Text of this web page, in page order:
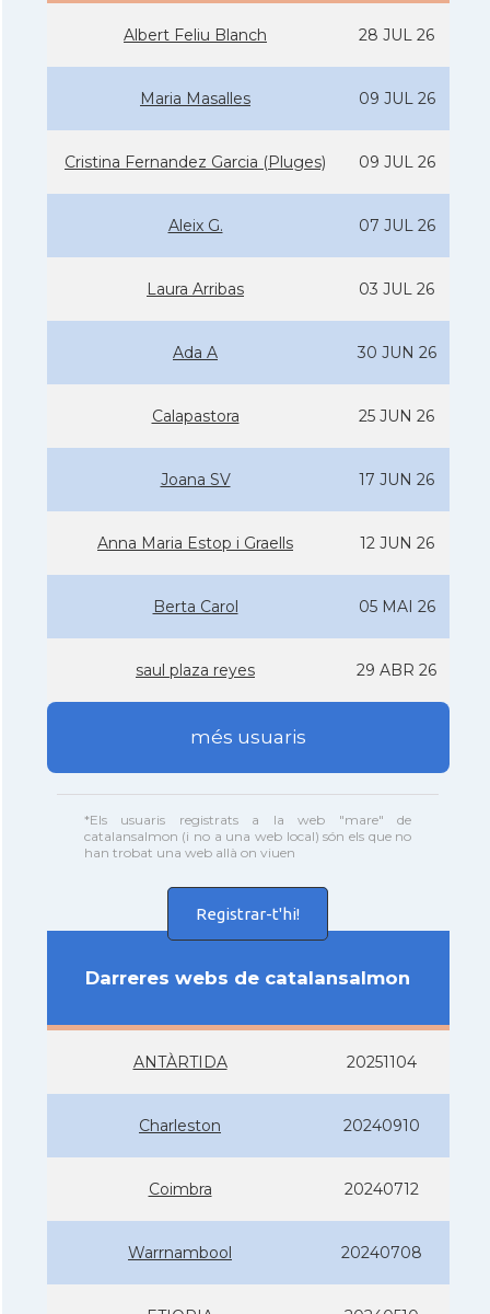
Albert Feliu Blanch 28 JUL 26
Maria Masalles 09 JUL 26
Cristina Fernandez Garcia (Pluges) 09 JUL 26
Aleix G. 07 JUL 26
Laura Arribas 03 JUL 26
Ada A 30 JUN 26
Calapastora 25 JUN 26
Joana SV 17 JUN 26
Anna Maria Estop i Graells 12 JUN 26
Berta Carol 05 MAI 26
saul plaza reyes 29 ABR 26
més usuaris
*Els usuaris registrats a la web "mare" de
catalansalmon (i no a una web local) són els que no
han trobat una web allà on viuen
Registrar-t'hi!
Darreres webs de catalansalmon
ANTÀRTIDA 20251104
Charleston 20240910
Coimbra 20240712
Warrnambool 20240708